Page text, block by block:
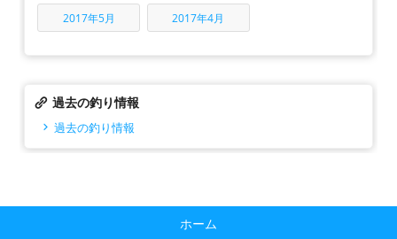
2017年5月 2017年4月
過去の釣り情報
過去の釣り情報
ホーム